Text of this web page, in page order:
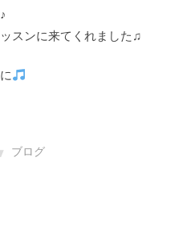
スンに来てくれました♫
ブログ